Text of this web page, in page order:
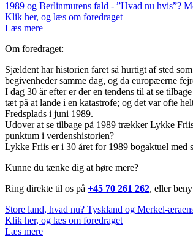
1989 og Berlinmurens fald - ”Hvad nu hvis”?
Klik her, og læs om foredraget
Læs mere
Om foredraget:
Sjældent har historien faret så hurtigt af sted
begivenheder samme dag, og da europæerne
I dag 30 år efter er der en tendens til at se
tæt på at lande i en katastrofe; og det var ofte
Fredsplads i juni 1989.
Udover at se tilbage på 1989 trækker Lykke
punktum i verdenshistorien?
Lykke Friis er i 30 året for 1989 bogaktuel med
Kunne du tænke dig at høre mere?
Ring direkte til os på +45 70 261 262, eller
Store land, hvad nu? Tyskland og Merkel-
Klik her, og læs om foredraget
Læs mere